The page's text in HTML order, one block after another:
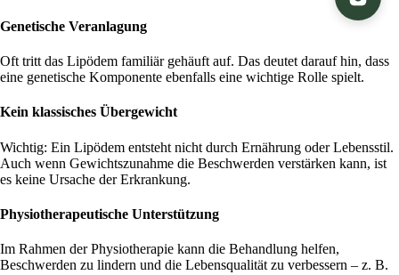
Genetische Veranlagung
Oft tritt das Lipödem familiär gehäuft auf. Das deutet darauf hin, dass
eine genetische Komponente ebenfalls eine wichtige Rolle spielt.
Kein klassisches Übergewicht
Wichtig: Ein Lipödem entsteht nicht durch Ernährung oder Lebensstil.
Auch wenn Gewichtszunahme die Beschwerden verstärken kann, ist
es keine Ursache der Erkrankung.
Physiotherapeutische Unterstützung
Im Rahmen derPhysiotherapie kann die Behandlung helfen,
Beschwerden zu lindern und die Lebensqualität zu verbessern – z. B.